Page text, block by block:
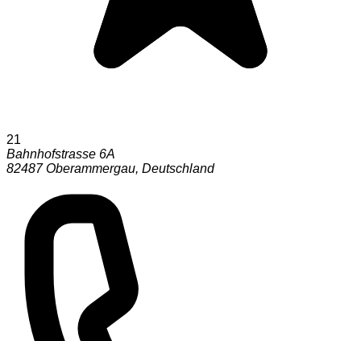
21
Bahnhofstrasse 6A
82487 Oberammergau, Deutschland